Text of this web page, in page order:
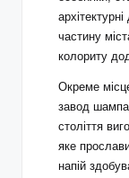
частину
колориту
Окреме
завод
століття
яке
напій